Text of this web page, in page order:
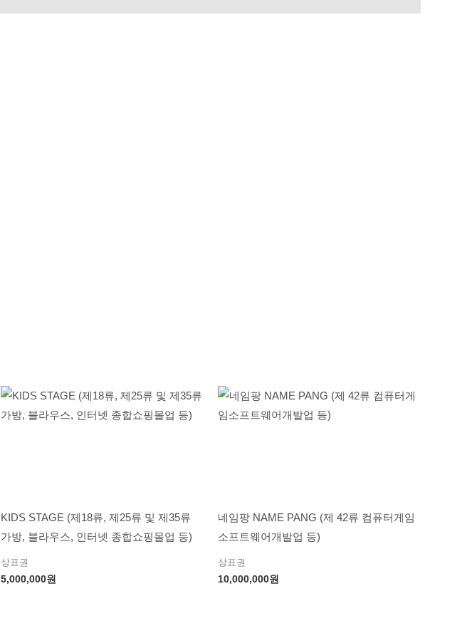
KIDS STAGE (제18류, 제25류 및 제35류
가방, 블라우스, 인터넷 종합쇼핑몰업 등)
상표권
5,000,000원
네임팡 NAME PANG (제 42류 컴퓨터게임
소프트웨어개발업 등)
상표권
10,000,000원